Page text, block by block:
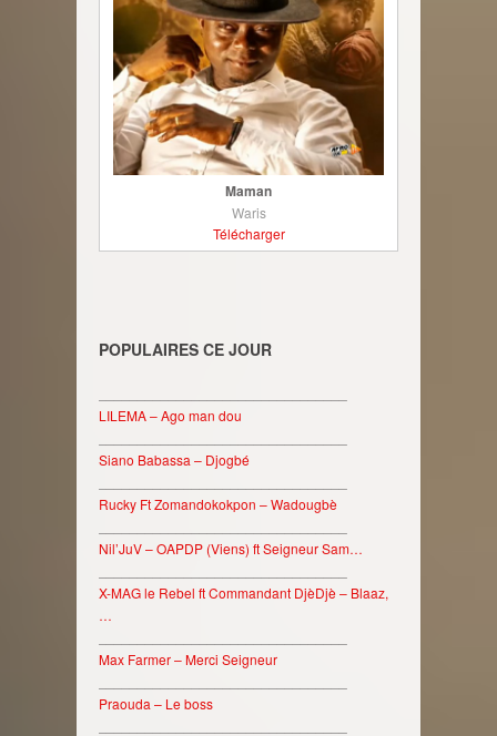
Maman
Waris
Télécharger
POPULAIRES CE JOUR
LILEMA – Ago man dou
Siano Babassa – Djogbé
Rucky Ft Zomandokokpon – Wadougbè
Nil’JuV – OAPDP (Viens) ft Seigneur Sam…
X-MAG le Rebel ft Commandant DjèDjè – Blaaz,
…
Max Farmer – Merci Seigneur
Praouda – Le boss